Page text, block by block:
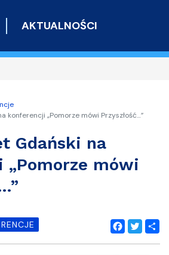
do
AKTUALNOŚCI
konferencji „Pomorze mówi Przyszłość…”
Gdański na
„Pomorze mówi
Facebook
Twitter